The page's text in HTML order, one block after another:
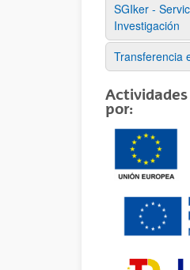
SGIker -
Investigación
Transferencia
por: